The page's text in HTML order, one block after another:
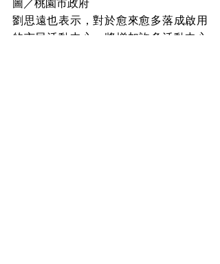
圖／桃園市政府
劉思遠也表示，對於愈來愈多落成啟用
的市民活動中心，將增加許多活動中心